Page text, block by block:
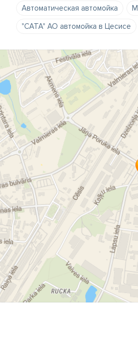
Автоматическая автомойка
"CATA" АО автомойка в Цесисе